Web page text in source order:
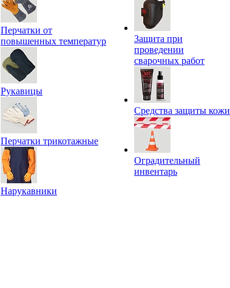
Перчатки от
повышенных температур
Рукавицы
Перчатки трикотажные
Нарукавники
Защита при
проведении
сварочных работ
Средства защиты кожи
Оградительный
инвентарь